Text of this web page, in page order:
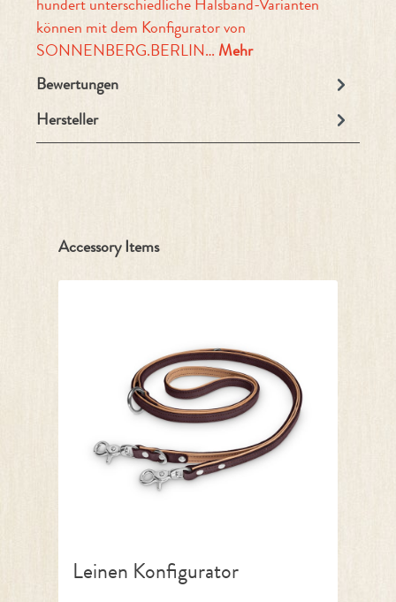
hundert unterschiedliche Halsband-Varianten
können mit dem Konfigurator von
SONNENBERG.BERLIN… Mehr
Bewertungen
Hersteller
Produktgalerie überspringen
Accessory Items
Leinen Konfigurator